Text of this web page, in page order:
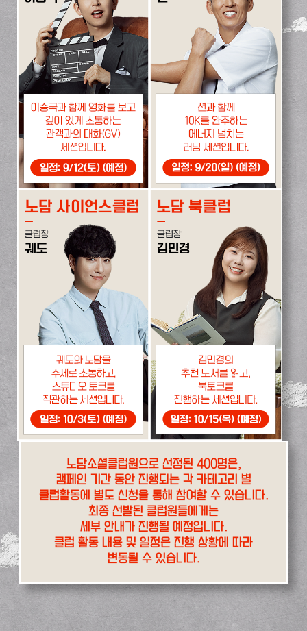
노담소셜클럽원으로 선정된 400명은,
캠페인 기간 동안 진행되는 각 카테고리 별
클럽활동에 별도 신청을 통해 참여할 수 있습니다.
최종 선발된 클럽원들에게는
세부 안내가 진행될 예정입니다.
클럽 활동 내용 및 일정은 진행 상황에 따라
변동될 수 있습니다.